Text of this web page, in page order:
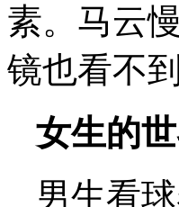
素。马云
镜也看不
女生的
男生看